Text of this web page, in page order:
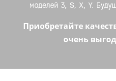
моделей 3, S, X, Y.
Приобретайте
очень